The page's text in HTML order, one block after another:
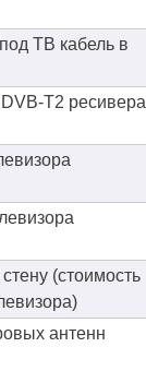
ТВ кабель в
T2 ресивера
(стоимость
антенн